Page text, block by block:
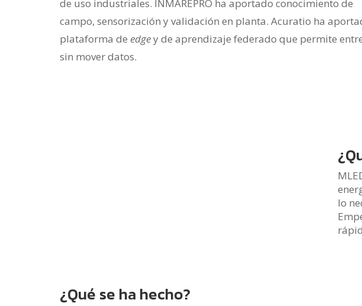
de uso industriales. INMAREPRO ha aportado conocimiento de
campo, sensorización y validación en planta. Acuratio ha
plataforma de edgey de aprendizaje federado que permite
sin mover datos.
lo
¿Qué se ha hecho?